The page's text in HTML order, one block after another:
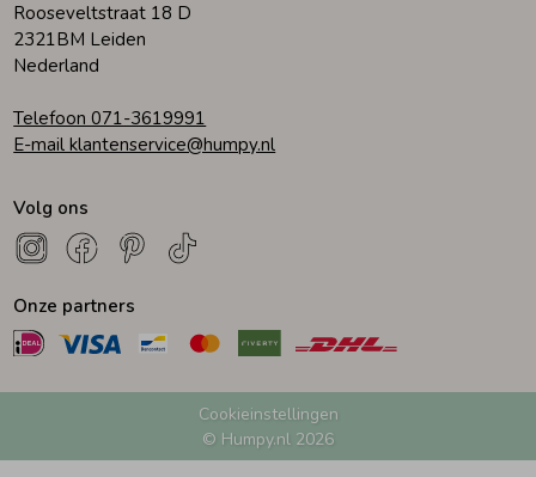
Rooseveltstraat 18 D
2321BM Leiden
Nederland
Telefoon 071-3619991
E-mail klantenservice@humpy.nl
Volg ons
Onze partners
Cookieinstellingen
© Humpy.nl 2026